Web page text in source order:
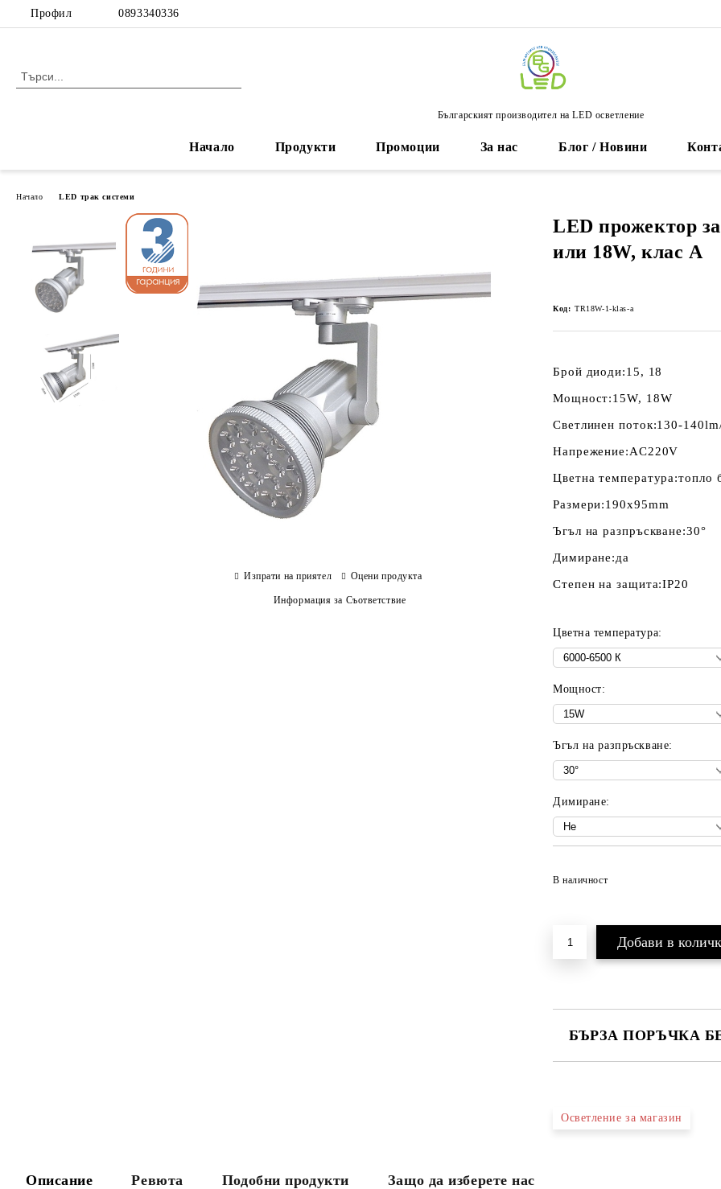
Профил 0893340336
Българският производител на LED осветление
Начало Продукти Промоции За нас Блог / Новини
Начало LED трак системи
LED прожектор
или 18W, клас A
Код: TR18W-1-klas-a
Брой диоди:15, 18
Мощност:15W, 18W
Светлинен поток:130-
Напрежение:AC220V
Цветна температура:топло
Размери:190х95mm
Ъгъл на разпръскване:30°
Димиране:да
Степен на защита:IP20
Цветна температура:
Мощност:
Ъгъл на разпръскване:
Димиране:
В наличност
БЪРЗА ПОРЪЧКА
Осветление за магазин
Изпрати на приятел Оцени продукта
Информация за Съответствие
Описание Ревюта Подобни продукти Защо да изберете нас